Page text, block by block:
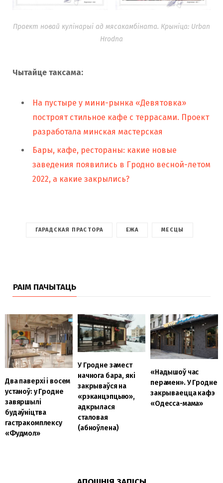
Праект новай кулінарыі ад мясакамбіната. Крыніца: Urban
Hrodna
Чытайце таксама:
На пустыре у мини-рынка «Девятовка»
построят стильное кафе с террасами. Проект
разработала минская мастерская
Бары, кафе, рестораны: какие новые
заведения появились в Гродно весной-летом
2022, а какие закрылись?
ГАРАДСКАЯ ПРАСТОРА ЕЖА МЕСЦЫ
РАІМ ПАЧЫТАЦЬ
Два паверхі і восем
устаноў: у Гродне
завяршылі
будаўніцтва
гастракомплексу
«Фудмол»
У Гродне замест
начнога бара, які
закрываўся на
«рэканцэпцыю»,
адкрылася
сталовая
(абноўлена)
«Надышоў час
перамен». У Гродне
закрываецца кафэ
«Одесса-мама»